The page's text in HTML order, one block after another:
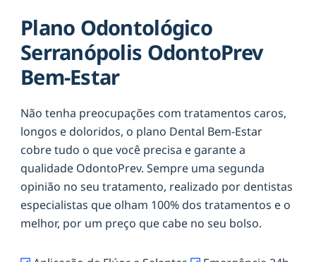
Plano Odontológico
Serranópolis OdontoPrev
Bem-Estar
Não tenha preocupações com tratamentos caros,
longos e doloridos, o plano Dental Bem-Estar
cobre tudo o que você precisa e garante a
qualidade OdontoPrev. Sempre uma segunda
opinião no seu tratamento, realizado por dentistas
especialistas que olham 100% dos tratamentos e o
melhor, por um preço que cabe no seu bolso.